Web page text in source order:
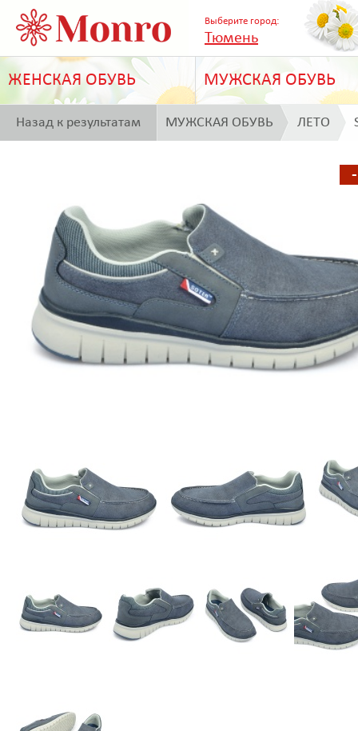
Выберите город:
Тюмень
ЖЕНСКАЯ ОБУВЬ МУЖСКАЯ ОБУВЬ
Назад к результатам МУЖСКАЯ ОБУВЬ ЛЕТО